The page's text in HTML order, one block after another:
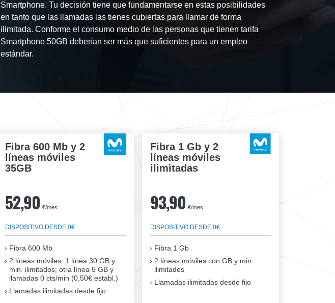
Smartphone. Tu decisión tiene que fundamentarse en estas posibilidades
en tanto que las llamadas las tienes cubiertas para llamar de forma
ilimitada. Conforme el consumo medio de las personas que tienen tarifa
Smartphone 50GB deberían ser más que suficientes para un empleo
estándar.
Fibra 600 Mb y 2
líneas móviles
35GB
52,90 €/mes
DISPOSITIVO DESDE 0€
Fibra 600 Mb
2 líneas móviles: 1 línea 30 GB y
min. ilimitados; otra línea 5 GB y
llamadas 0 cts/min (0,50€ establ.)
Llamadas ilimitadas desde fijo
Fibra 1 Gb y 2
líneas móviles
ilimitadas
93,90 €/mes
DISPOSITIVO DESDE 0€
Fibra 1 Gb
2 líneas móviles con GB y min.
ilimitados
Llamadas ilimitadas desde fijo